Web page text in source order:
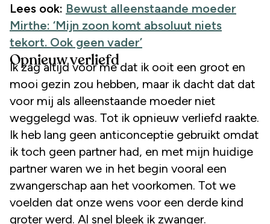
Lees ook: Bewust alleenstaande moeder
Mirthe: ‘Mijn zoon komt absoluut niets
tekort. Ook geen vader’
Opnieuw verliefd
Ik zag altijd voor me dat ik ooit een groot en
mooi gezin zou hebben, maar ik dacht dat dat
voor mij als alleenstaande moeder niet
weggelegd was. Tot ik opnieuw verliefd raakte.
Ik heb lang geen anticonceptie gebruikt omdat
ik toch geen partner had, en met mijn huidige
partner waren we in het begin vooral een
zwangerschap aan het voorkomen. Tot we
voelden dat onze wens voor een derde kind
groter werd. Al snel bleek ik zwanger.